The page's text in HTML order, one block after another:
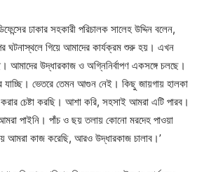
ঢাকার সহকারী পরিচালক সালেহ উদ্দিন বলেন,
ঘটনাস্থলে গিয়ে আমাদের কার্যক্রম শুরু হয়। এখন
আমাদের উদ্ধারকাজ ও অগ্নিনির্বাপণ একসঙ্গে চলছে।
যাচ্ছি। ভেতরে তেমন আগুন নেই। কিছু জায়গায় হালকা
চেষ্টা করছি। আশা করি, সহসাই আমরা এটি পারব।
পাইনি। পাঁচ ও ছয় তলায় কোনো মরদেহ পাওয়া
আমরা কাজ করেছি, আরও উদ্ধারকাজ চালাব।’